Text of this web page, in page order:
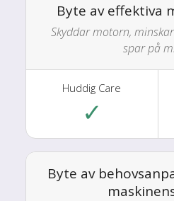
Byte av
Skyddar motorn,
spar på
✓
Byte av